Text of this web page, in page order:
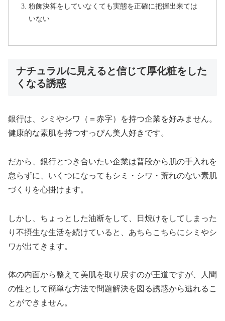
粉飾決算をしていなくても実態を正確に把握出来ては
いない
ナチュラルに見えると信じて厚化粧をした
くなる誘惑
銀行は、シミやシワ（＝赤字）を持つ企業を好みません。
健康的な素肌を持つすっぴん美人好きです。
だから、銀行とつき合いたい企業は普段から肌の手入れを
怠らずに、いくつになってもシミ・シワ・荒れのない素肌
づくりを心掛けます。
しかし、ちょっとした油断をして、日焼けをしてしまった
り不摂生な生活を続けていると、あちらこちらにシミやシ
ワが出てきます。
体の内面から整えて美肌を取り戻すのが王道ですが、人間
の性として簡単な方法で問題解決を図る誘惑から逃れるこ
とができません。